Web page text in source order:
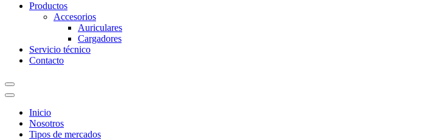
Productos
Accesorios
Auriculares
Cargadores
Servicio técnico
Contacto
Inicio
Nosotros
Tipos de mercados